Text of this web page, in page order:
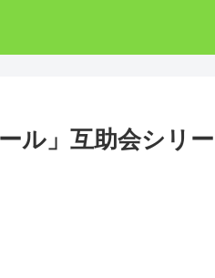
ル」互助会シリ